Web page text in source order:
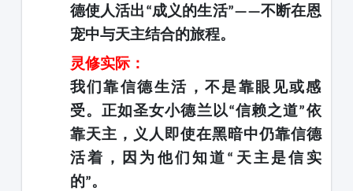
德使人活出 “成义的生活”——不断在恩
宠中与天主结合的旅程。
灵修实际：
我们靠信德生活，不是靠眼见或感
受。正如圣女小德兰以“信赖之道”依
靠天主，义人即使在黑暗中仍靠信德
活着，因为他们知道 “ 天主是信实
的”。